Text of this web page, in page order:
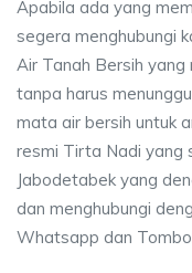
Apabila ada yang
segera menghubungi
Air Tanah Bersih
tanpa harus
mata air bersih untuk
resmi Tirta Nadi yang
Jabodetabek yang
dan menghubungi
Whatsapp dan